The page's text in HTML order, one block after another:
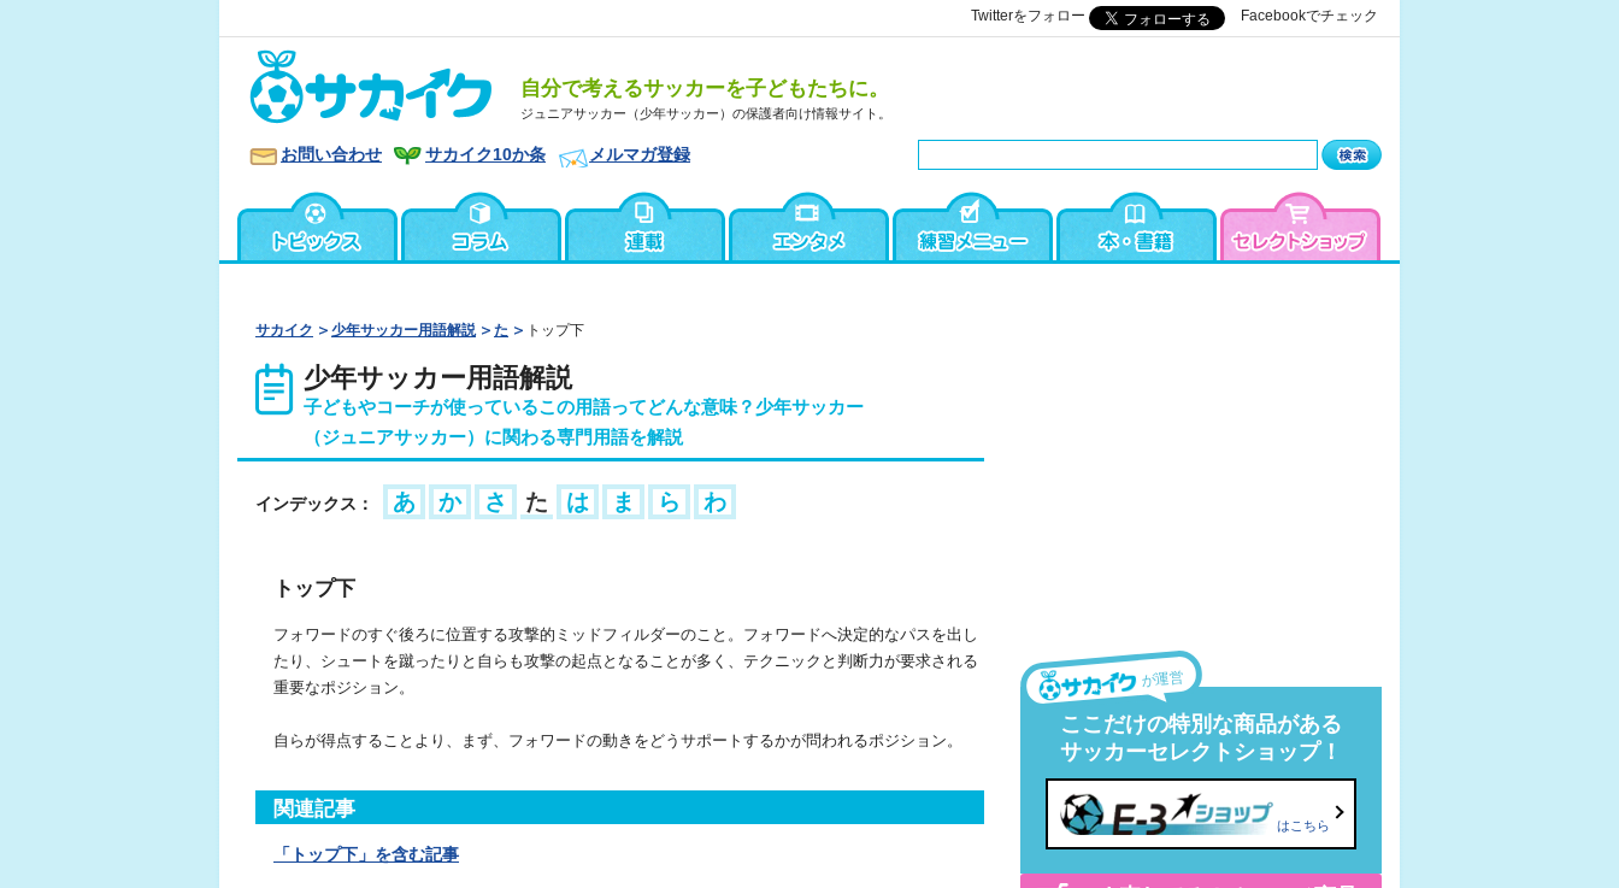
Twitterをフォロー Facebookでチェック
自分で考えるサッカーを子どもたちに。
ジュニアサッカー（少年サッカー）の保護者向け情報サイト。
お問い合わせ サカイク10か条 メルマガ登録
サカイク 少年サッカー用語解説 た トップ下
少年サッカー用語解説
子どもやコーチが使っているこの用語ってどんな意味？少年サッカー
（ジュニアサッカー）に関わる専門用語を解説
インデックス： あ か さ た は ま ら わ
トップ下
フォワードのすぐ後ろに位置する攻撃的ミッドフィルダーのこと。フォワードへ決定的なパスを出し
たり、シュートを蹴ったりと自らも攻撃の起点となることが多く、テクニックと判断力が要求される
重要なポジション。
自らが得点することより、まず、フォワードの動きをどうサポートするかが問われるポジション。
関連記事
「トップ下」を含む記事
が運営
ここだけの特別な商品がある
サッカーセレクトショップ！
はこちら